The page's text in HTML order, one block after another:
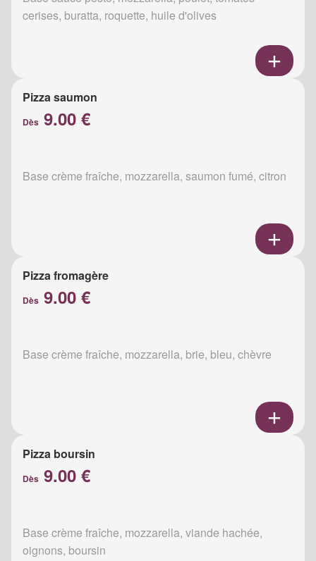
cerises, buratta, roquette, huile d'olives
Pizza saumon
Dès 9.00 €
Base crème fraîche, mozzarella, saumon fumé, citron
Pizza fromagère
Dès 9.00 €
Base crème fraîche, mozzarella, brie, bleu, chèvre
Pizza boursin
Dès 9.00 €
Base crème fraîche, mozzarella, viande hachée,
oignons, boursin